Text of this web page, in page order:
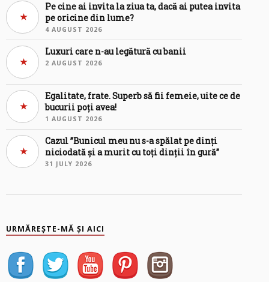
Pe cine ai invita la ziua ta, dacă ai putea invita
pe oricine din lume?
4 AUGUST 2026
Luxuri care n-au legătură cu banii
2 AUGUST 2026
Egalitate, frate. Superb să fii femeie, uite ce de
bucurii poți avea!
1 AUGUST 2026
Cazul ”Bunicul meu nu s-a spălat pe dinți
niciodată și a murit cu toți dinții în gură”
31 JULY 2026
URMĂREȘTE-MĂ ȘI AICI